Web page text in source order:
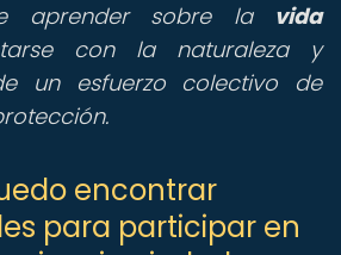
aprender sobre la vida
con la naturaleza y
un esfuerzo colectivo de
encontrar
para participar en